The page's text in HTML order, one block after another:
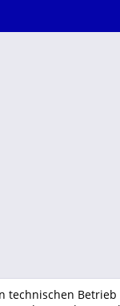
technischen Betrieb